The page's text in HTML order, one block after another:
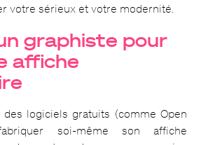
votre sérieux et votre modernité.
graphiste pour
affiche
des logiciels gratuits (comme Open
soi-même son affiche